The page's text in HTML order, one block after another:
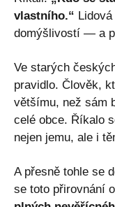
vlastního.“
domýšlivostí — a
Ve starých
pravidlo. Člověk,
většímu, než sám
celé obce. Říkalo
nejen jemu, ale i
A přesně tohle se
se toto přirovnání